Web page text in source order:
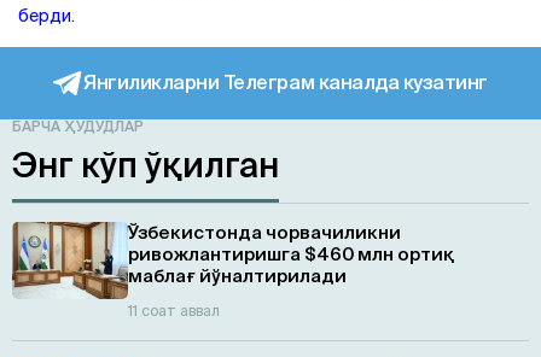
берди.
Янгиликларни Телеграм каналда кузатинг
БАРЧА ҲУДУДЛАР
Энг кўп ўқилган
Ўзбекистонда чорвачиликни
ривожлантиришга $460 млн ортиқ
маблағ йўналтирилади
11 соат аввал